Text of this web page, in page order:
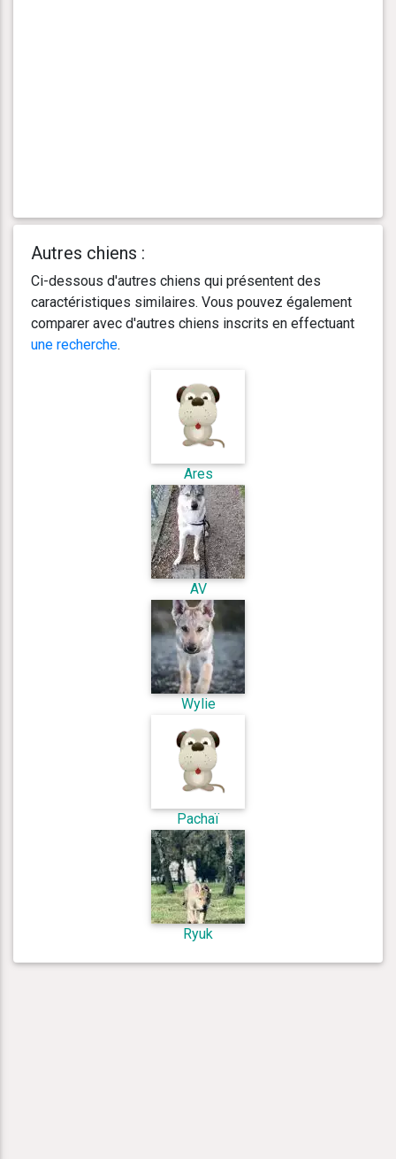
Autres chiens :
Ci-dessous d'autres chiens qui présentent des
caractéristiques similaires. Vous pouvez également
comparer avec d'autres chiens inscrits en effectuant
une recherche.
Ares
AV
Wylie
Pachaï
Ryuk